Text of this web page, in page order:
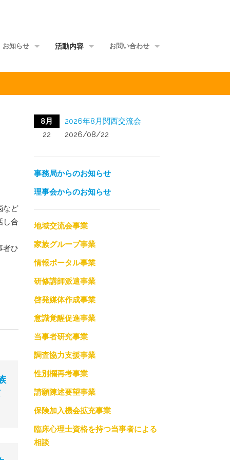
お知らせ
メールマガジン
活動内容
情報ポータル事業
啓発媒体作成事業
当事者研究事業
調査協力支援事業
性別欄再考事業
保険加入機会拡充事業
臨床心理士資格を持つ当事者による相談
お問い合わせ
など
し合
者ひ
8月
22
2026年8月関西交流会
2026/08/22
事務局からのお知らせ
理事会からのお知らせ
地域交流会事業
家族グループ事業
情報ポータル事業
研修講師派遣事業
啓発媒体作成事業
意識覚醒促進事業
当事者研究事業
調査協力支援事業
性別欄再考事業
請願陳述要望事業
保険加入機会拡充事業
臨床心理士資格を持つ当事者による
相談